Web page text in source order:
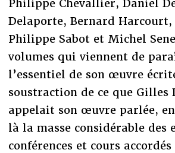
Philippe Chevallier, Daniel
Delaporte, Bernard
Philippe Sabot et Michel
volumes qui viennent de
l’essentiel de son œuvre
soustraction de ce que Gilles
appelait son œuvre parlée,
là la masse considérable des
conférences et cours